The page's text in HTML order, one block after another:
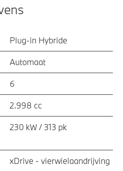
Plug-in Hybride
Automaat
6
2.998 cc
230 kW / 313 pk
xDrive - vierwielaandrijving